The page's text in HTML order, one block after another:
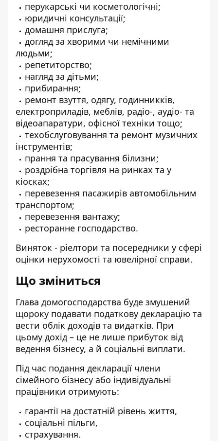
перукарські чи косметологічні;
юридичні консультації;
домашня прислуга;
догляд за хворими чи немічними
людьми;
репетиторство;
нагляд за дітьми;
прибирання;
ремонт взуття, одягу, годинникків,
електроприладів, меблів, радіо-, аудіо- та
відеоапаратури, офісної техніки тощо;
техобслуговування та ремонт музичних
інструментів;
прання та прасування білизни;
роздрібна торгівля на ринках та у
кіосках;
перевезення пасажирів автомобільним
транспортом;
перевезення вантажу;
ресторанне господарство.
Виняток - ріелтори та посередники у сфері
оцінки нерухомості та ювелірної справи.
Що зміниться
Глава домогосподарства буде змушений
щороку подавати податкову декларацію та
вести облік доходів та видатків. При
цьому дохід – це не лише прибуток від
ведення бізнесу, а й соціальні виплати.
Під час подання декларації члени
сімейного бізнесу або індивідуальні
працівники отримують:
гарантії на достатній рівень життя,
соціальні пільги,
страхування.